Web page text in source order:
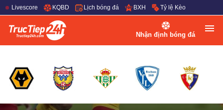
Livescore KQBD Lịch bóng đá BXH Tỷ lệ Kèo
Nhận định bóng đá